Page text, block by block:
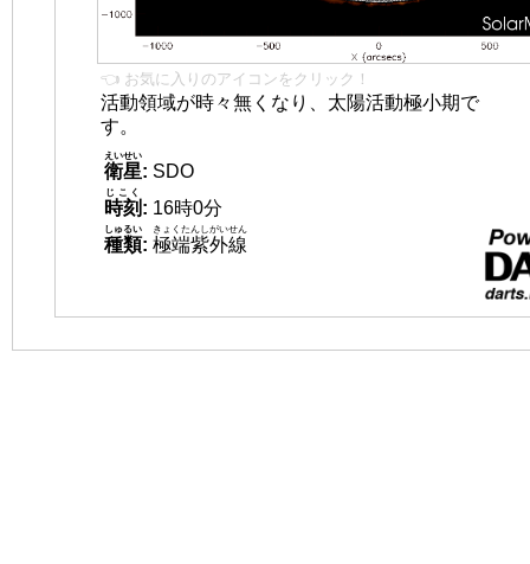
👈 お気に入りのアイコンをクリック！
活動領域が時々無くなり、太陽活動極小期で
す。
衛星
えいせい
: SDO
時刻
じこく
: 16時0分
種類
しゅるい
: 極端紫外線
きょくたんしがいせん